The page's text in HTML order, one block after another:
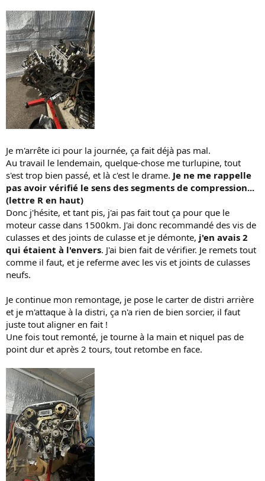
Je m'arrête ici pour la journée, ça fait déjà pas mal.
Au travail le lendemain, quelque-chose me turlupine, tout
s'est trop bien passé, et là c'est le drame. Je ne me rappelle
pas avoir vérifié le sens des segments de compression...
(lettre R en haut)
Donc j'hésite, et tant pis, j'ai pas fait tout ça pour que le
moteur casse dans 1500km. J'ai donc recommandé des vis de
culasses et des joints de culasse et je démonte, j'en avais 2
qui étaient à l'envers. J'ai bien fait de vérifier. Je remets tout
comme il faut, et je referme avec les vis et joints de culasses
neufs.
Je continue mon remontage, je pose le carter de distri arrière
et je m'attaque à la distri, ça n'a rien de bien sorcier, il faut
juste tout aligner en fait !
Une fois tout remonté, je tourne à la main et niquel pas de
point dur et après 2 tours, tout retombe en face.